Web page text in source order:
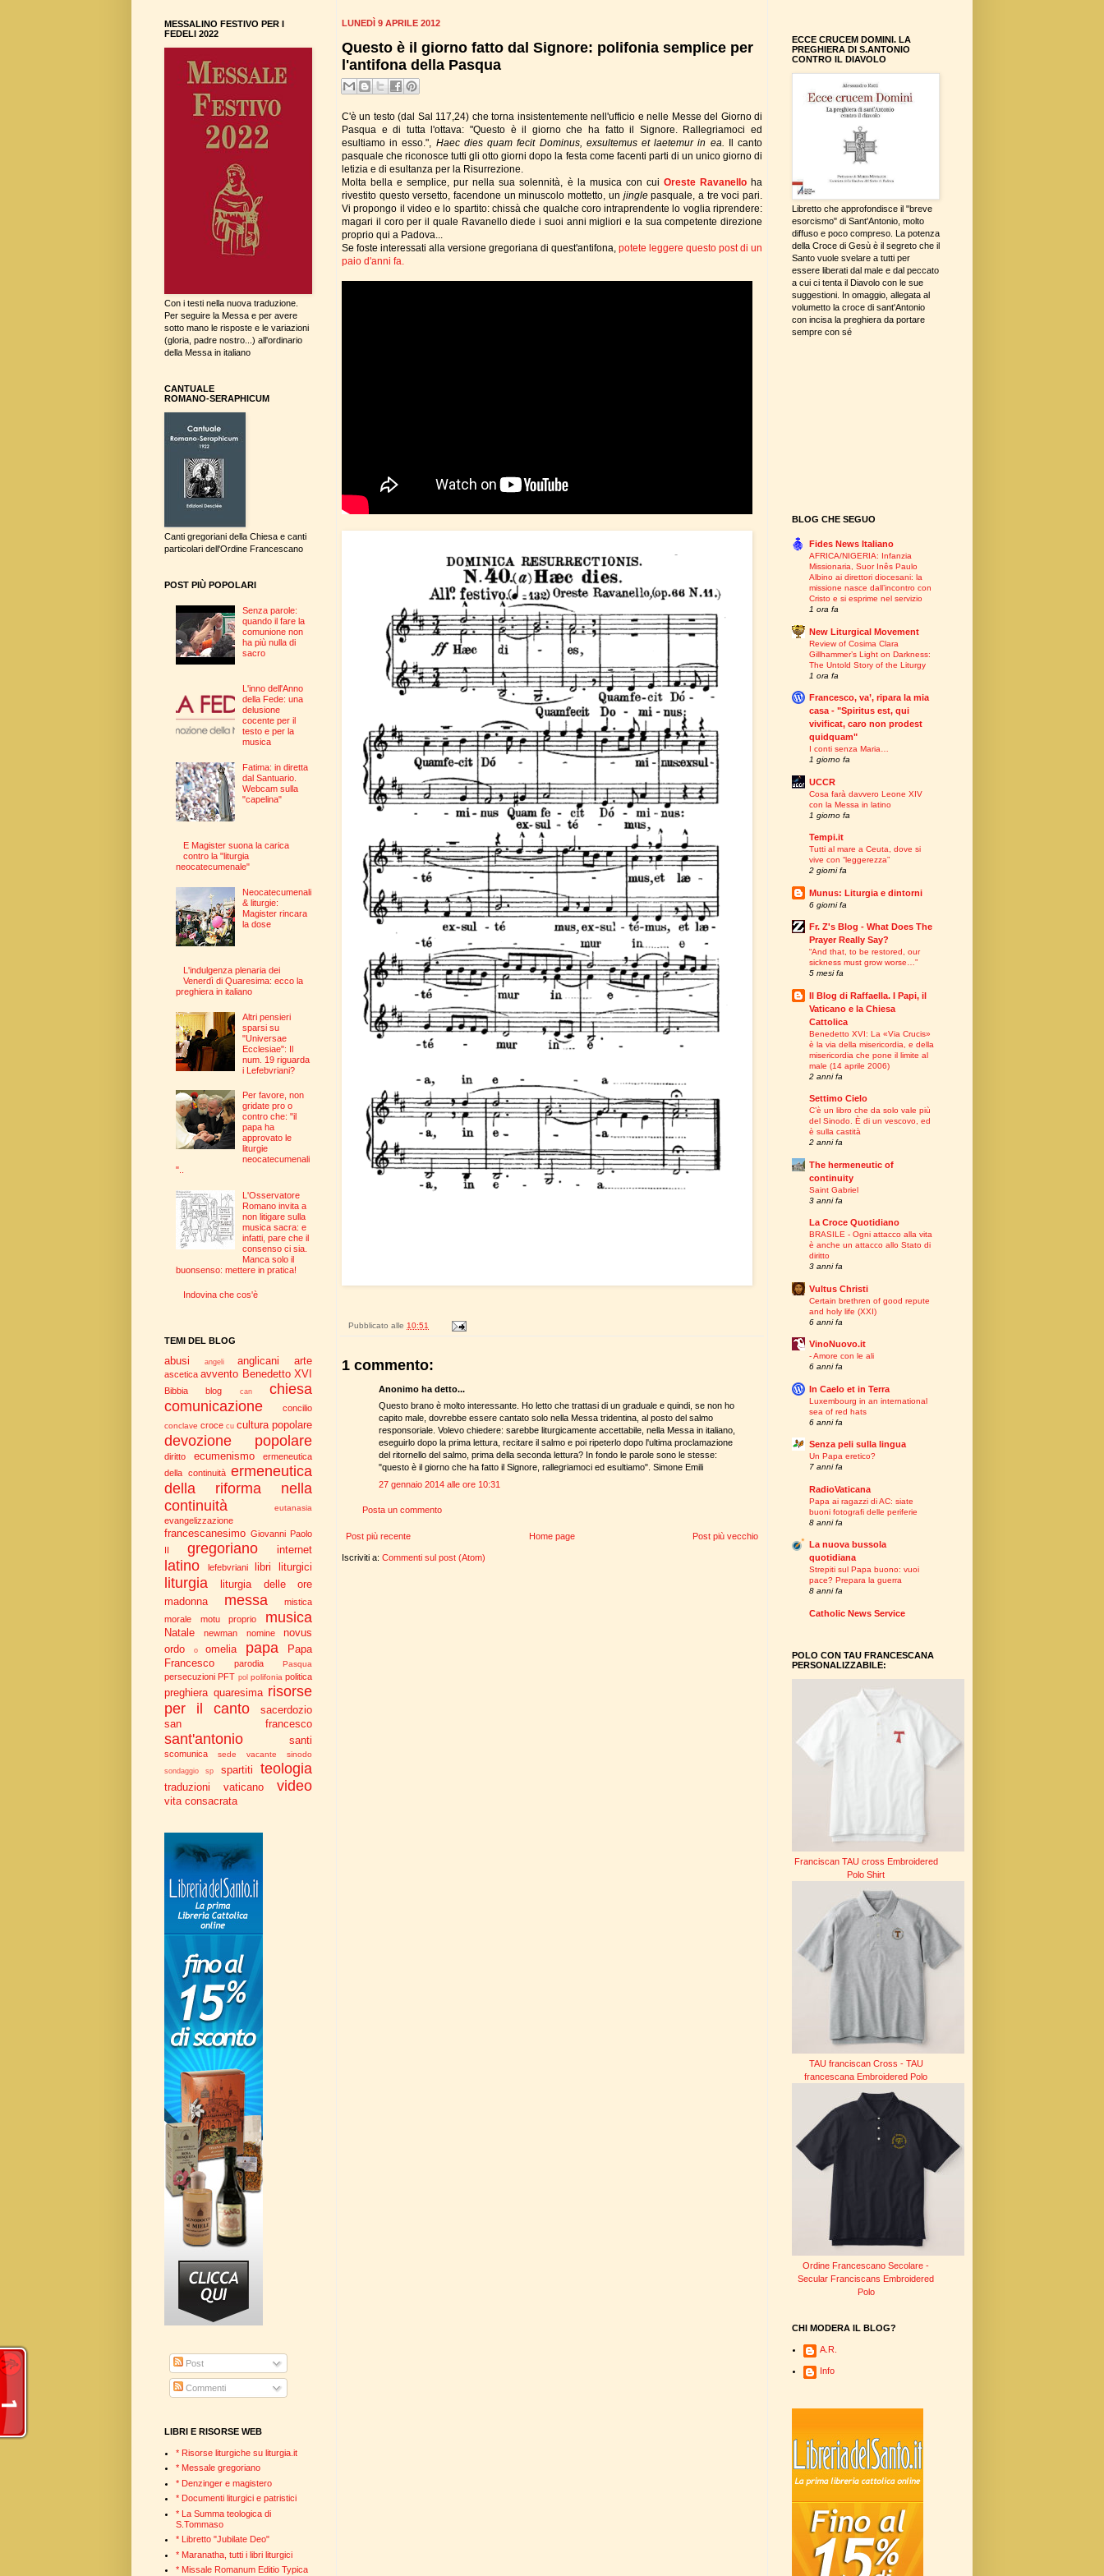
LUNEDÌ 9 APRILE 2012
Questo è il giorno fatto dal Signore: polifonia semplice per
l'antifona della Pasqua
C'è un testo (dal Sal 117,24) che torna insistentemente nell'ufficio e nelle Messe del Giorno di
Pasqua e di tutta l'ottava: "Questo è il giorno che ha fatto il Signore. Rallegriamoci ed
esultiamo in esso.", Haec dies quam fecit Dominus, exsultemus et laetemur in ea. Il canto
pasquale che riconosce tutti gli otto giorni dopo la festa come facenti parti di un unico giorno di
letizia e di esultanza per la Risurrezione.
Molta bella e semplice, pur nella sua solennità, è la musica con cui Oreste Ravanelloha
rivestito questo versetto, facendone un minuscolo mottetto, un jinglepasquale, a tre voci pari.
Vi propongo il video e lo spartito: chissà che qualche coro intraprendente lo voglia riprendere:
magari il coro per il quale Ravanello diede i suoi anni migliori e la sua competente direzione
proprio qui a Padova...
Se foste interessati alla versione gregoriana di quest'antifona, potete leggere questo post di un
paio d'anni fa.
Pubblicato alle 10:51
1 commento:
Anonimo ha detto...
Questo brano è molto interessante. Ho letto che trattasi di un graduale e quindi, se non ho
capito male, dovrebbe essere cantato solo nella Messa tridentina, al posto del salmo
responsoriale. Volevo chiedere: sarebbe liturgicamente accettabile, nella Messa in italiano,
eseguirlo dopo la prima lettura, recitare il salmo e poi ripeterlo dopo l'ultima proclamazione
del ritornello del salmo, prima della seconda lettura? In fondo le parole sono le stesse:
"questo è il giorno che ha fatto il Signore, rallegriamoci ed esultiamo". Simone Emili
27 gennaio 2014 alle ore 10:31
Posta un commento
Post più recente Post più vecchio
Home page
Iscriviti a: Commenti sul post (Atom)
MESSALINO FESTIVO PER I
FEDELI 2022
Con i testi nella nuova traduzione.
Per seguire la Messa e per avere
sotto mano le risposte e le variazioni
(gloria, padre nostro...) all'ordinario
della Messa in italiano
CANTUALE
ROMANO-SERAPHICUM
Canti gregoriani della Chiesa e canti
particolari dell'Ordine Francescano
POST PIÙ POPOLARI
Senza parole:
quando il fare la
comunione non
ha più nulla di
sacro
L'inno dell'Anno
della Fede: una
delusione
cocente per il
testo e per la
musica
Fatima: in diretta
dal Santuario.
Webcam sulla
"capelina"
E Magister suona la carica
contro la "liturgia
neocatecumenale"
Neocatecumenali
& liturgie:
Magister rincara
la dose
L'indulgenza plenaria dei
Venerdì di Quaresima: ecco la
preghiera in italiano
Altri pensieri
sparsi su
"Universae
Ecclesiae": Il
num. 19 riguarda
i Lefebvriani?
Per favore, non
gridate pro o
contro che: "il
papa ha
approvato le
liturgie
neocatecumenali
"..
L'Osservatore
Romano invita a
non litigare sulla
musica sacra: e
infatti, pare che il
consenso ci sia.
Manca solo il
buonsenso: mettere in pratica!
Indovina che cos'è
TEMI DEL BLOG
abusi angeli anglicani arte
ascetica avvento Benedetto XVI
Bibbia blog can
chiesa
comunicazione
concilio
conclave croce cu cultura popolare
devozione popolare
diritto ecumenismo
ermeneutica
della continuità ermeneutica
della riforma nella
continuità
eutanasia
evangelizzazione
francescanesimo Giovanni Paolo
II
gregoriano internet
latino lefebvriani libri liturgici
liturgia
liturgia delle ore
madonna
messa
mistica
morale
motu proprio musica
Natale newman nomine
novus
ordo
o omelia papa
Papa
Francesco
parodia Pasqua
persecuzioni PFT pol polifonia politica
preghiera quaresima risorse
per il canto
sacerdozio
san francesco
sant'antonio santi
scomunica sede vacante sinodo
sondaggio sp spartiti teologia
traduzioni vaticano video
vita consacrata
Post
Commenti
LIBRI E RISORSE WEB
* Risorse liturgiche su liturgia.it
* Messale gregoriano
* Denzinger e magistero
* Documenti liturgici e patristici
* La Summa teologica di
S.Tommaso
* Libretto "Jubilate Deo"
* Maranatha, tutti i libri liturgici
* Missale Romanum Editio Typica
ECCE CRUCEM DOMINI. LA
PREGHIERA DI S.ANTONIO
CONTRO IL DIAVOLO
Libretto che approfondisce il "breve
esorcismo" di Sant'Antonio, molto
diffuso e poco compreso. La potenza
della Croce di Gesù è il segreto che il
Santo vuole svelare a tutti per
essere liberati dal male e dal peccato
a cui ci tenta il Diavolo con le sue
suggestioni. In omaggio, allegata al
volumetto la croce di sant'Antonio
con incisa la preghiera da portare
sempre con sé
BLOG CHE SEGUO
Fides News Italiano
AFRICA/NIGERIA: Infanzia
Missionaria, Suor Inês Paulo
Albino ai direttori diocesani: la
missione nasce dall’incontro con
Cristo e si esprime nel servizio
1 ora fa
New Liturgical Movement
Review of Cosima Clara
Gillhammer’s Light on Darkness:
The Untold Story of the Liturgy
1 ora fa
Francesco, va’, ripara la mia
casa - "Spiritus est, qui
vivificat, caro non prodest
quidquam"
I conti senza Maria…
1 giorno fa
UCCR
Cosa farà davvero Leone XIV
con la Messa in latino
1 giorno fa
Tempi.it
Tutti al mare a Ceuta, dove si
vive con “leggerezza”
2 giorni fa
Munus: Liturgia e dintorni
6 giorni fa
Fr. Z's Blog - What Does The
Prayer Really Say?
“And that, to be restored, our
sickness must grow worse…”
5 mesi fa
Il Blog di Raffaella. I Papi, il
Vaticano e la Chiesa
Cattolica
Benedetto XVI: La «Via Crucis»
è la via della misericordia, e della
misericordia che pone il limite al
male (14 aprile 2006)
2 anni fa
Settimo Cielo
C’è un libro che da solo vale più
del Sinodo. È di un vescovo, ed
è sulla castità
2 anni fa
The hermeneutic of
continuity
Saint Gabriel
3 anni fa
La Croce Quotidiano
BRASILE - Ogni attacco alla vita
è anche un attacco allo Stato di
diritto
3 anni fa
Vultus Christi
Certain brethren of good repute
and holy life (XXI)
6 anni fa
VinoNuovo.it
- Amore con le ali
6 anni fa
In Caelo et in Terra
Luxembourg in an international
sea of red hats
6 anni fa
Senza peli sulla lingua
Un Papa eretico?
7 anni fa
RadioVaticana
Papa ai ragazzi di AC: siate
buoni fotografi delle periferie
8 anni fa
La nuova bussola
quotidiana
Strepiti sul Papa buono: vuoi
pace? Prepara la guerra
8 anni fa
Catholic News Service
POLO CON TAU FRANCESCANA
PERSONALIZZABILE:
Franciscan TAU cross Embroidered
Polo Shirt
TAU franciscan Cross - TAU
francescana Embroidered Polo
Ordine Francescano Secolare -
Secular Franciscans Embroidered
Polo
CHI MODERA IL BLOG?
A.R.
Info